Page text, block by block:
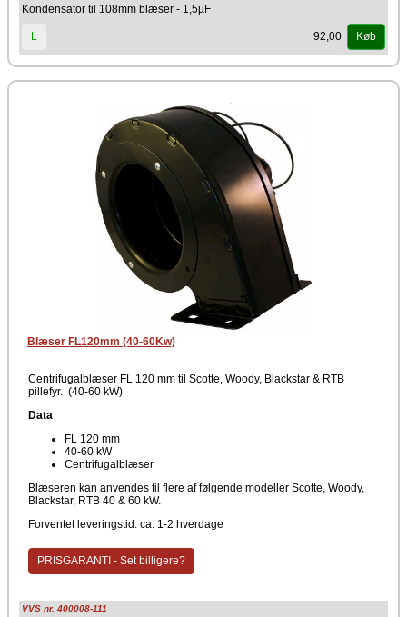
Kondensator til 108mm blæser - 1,5µF
L 92,00 Køb
Blæser FL120mm (40-60Kw)
Centrifugalblæser FL 120 mm til Scotte, Woody, Blackstar & RTB
pillefyr. (40-60 kW)
Data
FL 120 mm
40-60 kW
Centrifugalblæser
Blæseren kan anvendes til flere af følgende modeller Scotte, Woody,
Blackstar, RTB 40 & 60 kW.
Forventet leveringstid: ca. 1-2 hverdage
PRISGARANTI - Set billigere?
VVS nr. 400008-111